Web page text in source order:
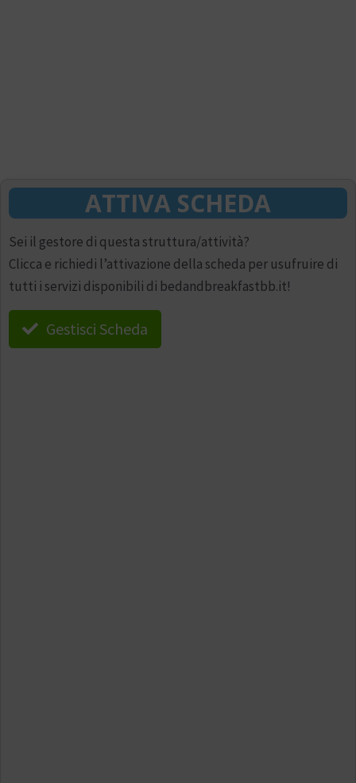
ATTIVA SCHEDA
Sei il gestore di questa struttura/attività?
Clicca e richiedi l’attivazione della scheda per usufruire di
tutti i servizi disponibili di bedandbreakfastbb.it!
Gestisci Scheda